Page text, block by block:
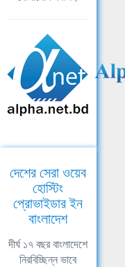
দেশের সেরা ওয়েব
হোস্টিং
প্রোভাইডার ইন
বাংলাদেশ
দীর্ঘ ১৭ বছর বাংলাদেশে
নিরবিচ্ছিন্ন ভাবে